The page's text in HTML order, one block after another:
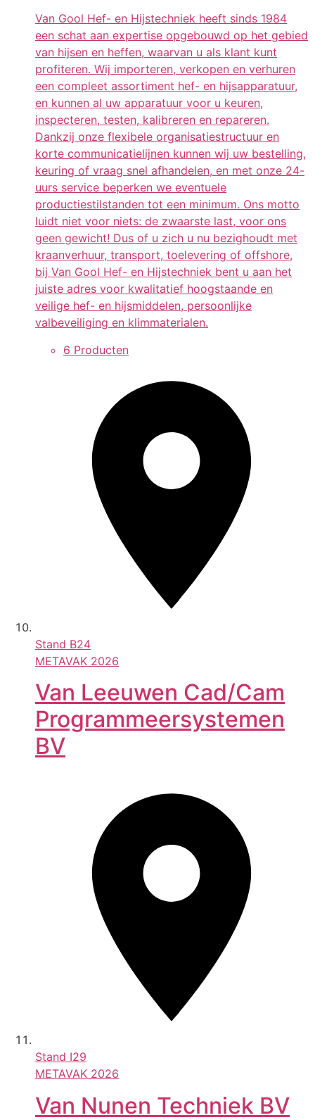
Van Gool Hef- en Hijstechniek heeft sinds 1984
een schat aan expertise opgebouwd op het gebied
van hijsen en heffen, waarvan u als klant kunt
profiteren. Wij importeren, verkopen en verhuren
een compleet assortiment hef- en hijsapparatuur,
en kunnen al uw apparatuur voor u keuren,
inspecteren, testen, kalibreren en repareren.
Dankzij onze flexibele organisatiestructuur en
korte communicatielijnen kunnen wij uw bestelling,
keuring of vraag snel afhandelen, en met onze 24-
uurs service beperken we eventuele
productiestilstanden tot een minimum. Ons motto
luidt niet voor niets: de zwaarste last, voor ons
geen gewicht! Dus of u zich u nu bezighoudt met
kraanverhuur, transport, toelevering of offshore,
bij Van Gool Hef- en Hijstechniek bent u aan het
juiste adres voor kwalitatief hoogstaande en
veilige hef- en hijsmiddelen, persoonlijke
valbeveiliging en klimmaterialen.
6 Producten
Stand B24
METAVAK 2026
Van Leeuwen Cad/Cam
Programmeersystemen
BV
Stand I29
METAVAK 2026
Van Nunen Techniek BV